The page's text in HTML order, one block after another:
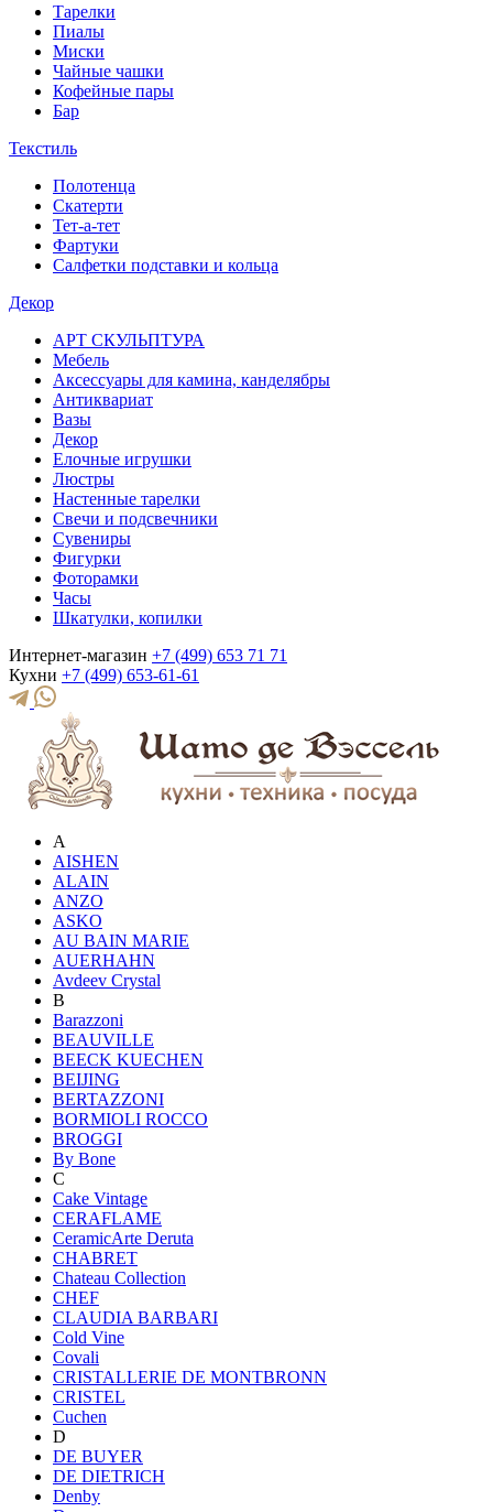
Тарелки
Пиалы
Миски
Чайные чашки
Кофейные пары
Бар
Текстиль
Полотенца
Скатерти
Тет-а-тет
Фартуки
Салфетки подставки и кольца
Декор
АРТ СКУЛЬПТУРА
Мебель
Аксессуары для камина, канделябры
Антиквариат
Вазы
Декор
Елочные игрушки
Люстры
Настенные тарелки
Свечи и подсвечники
Сувениры
Фигурки
Фоторамки
Часы
Шкатулки, копилки
Интернет-магазин +7 (499) 653 71 71
Кухни +7 (499) 653-61-61
A
AISHEN
ALAIN
ANZO
ASKO
AU BAIN MARIE
AUERHAHN
Avdeev Crystal
B
Barazzoni
BEAUVILLE
BEECK KUECHEN
BEIJING
BERTAZZONI
BORMIOLI ROCCO
BROGGI
By Bone
C
Cake Vintage
CERAFLAME
CeramicArte Deruta
CHABRET
Chateau Collection
CHEF
CLAUDIA BARBARI
Cold Vine
Covali
CRISTALLERIE DE MONTBRONN
CRISTEL
Cuchen
D
DE BUYER
DE DIETRICH
Denby